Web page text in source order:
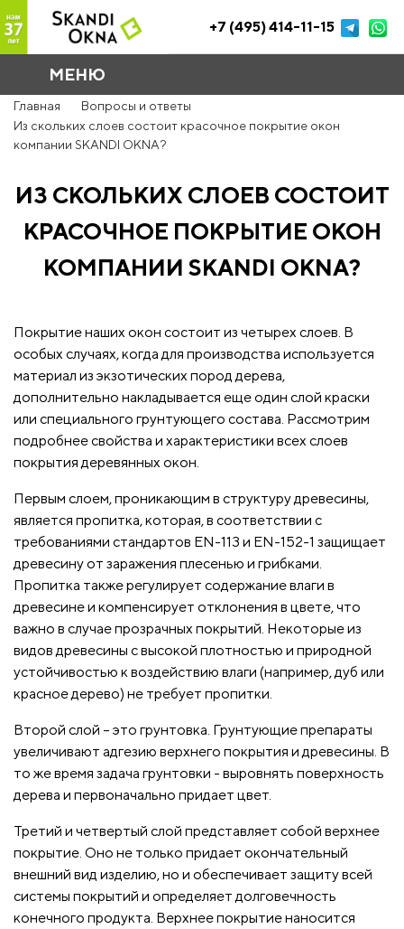
+7 (495) 414-11-15
МЕНЮ
Главная
Вопросы и ответы
Из скольких слоев состоит красочное покрытие окон
компании SKANDI OKNA?
ИЗ СКОЛЬКИХ СЛОЕВ СОСТОИТ
КРАСОЧНОЕ ПОКРЫТИЕ ОКОН
КОМПАНИИ SKANDI OKNA?
Покрытие наших окон состоит из четырех слоев. В
особых случаях, когда для производства используется
материал из экзотических пород дерева,
дополнительно накладывается еще один слой краски
или специального грунтующего состава. Рассмотрим
подробнее свойства и характеристики всех слоев
покрытия деревянных окон.
Первым слоем, проникающим в структуру древесины,
является пропитка, которая, в соответствии с
требованиями стандартов EN-113 и EN-152-1 защищает
древесину от заражения плесенью и грибками.
Пропитка также регулирует содержание влаги в
древесине и компенсирует отклонения в цвете, что
важно в случае прозрачных покрытий. Некоторые из
видов древесины с высокой плотностью и природной
устойчивостью к воздействию влаги (например, дуб или
красное дерево) не требует пропитки.
Второй слой – это грунтовка. Грунтующие препараты
увеличивают адгезию верхнего покрытия и древесины. В
то же время задача грунтовки - выровнять поверхность
дерева и первоначально придает цвет.
Третий и четвертый слой представляет собой верхнее
покрытие. Оно не только придает окончательный
внешний вид изделию, но и обеспечивает защиту всей
системы покрытий и определяет долговечность
конечного продукта. Верхнее покрытие наносится